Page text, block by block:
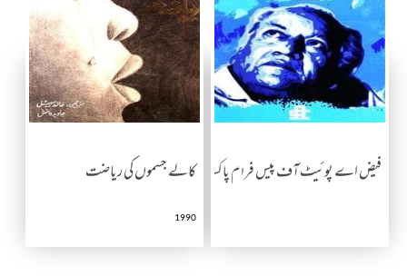
فیض اے پوئیٹ آف پیس فرام پاکستانکالے جسموں کی ریاضت
1990